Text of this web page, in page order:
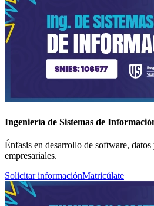
Ingeniería de Sistemas de
Énfasis en desarrollo de software,
empresariales.
Solicitar informaciónMatricúlate